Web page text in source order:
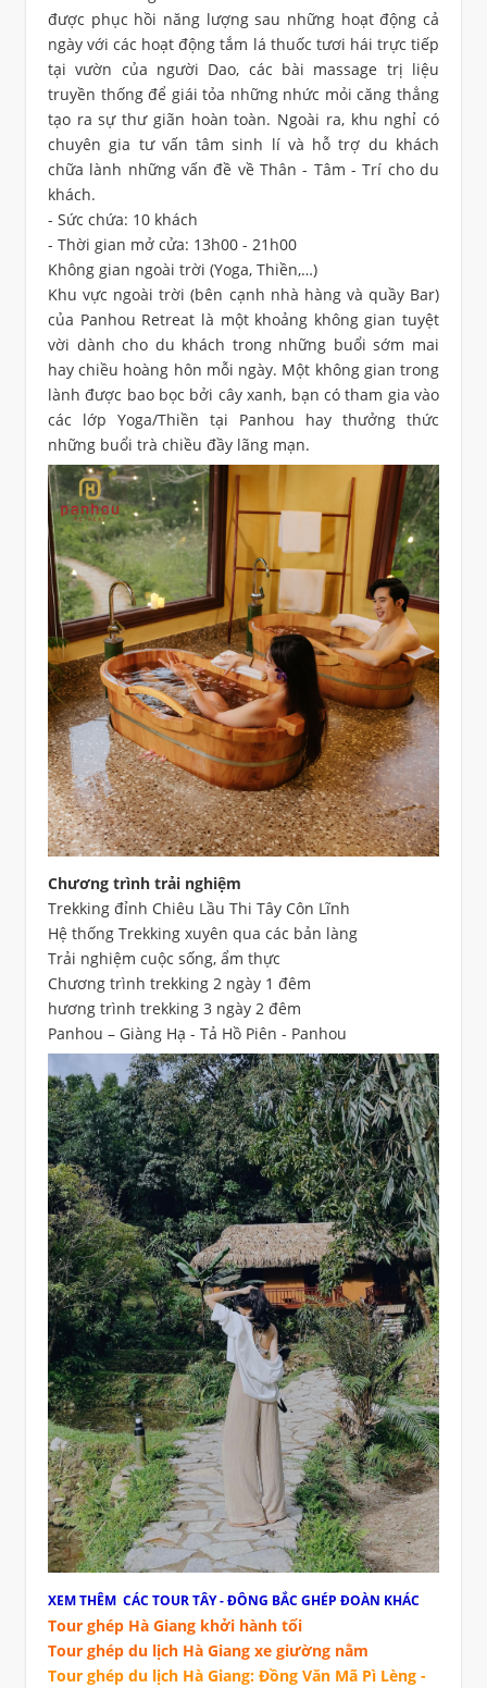
được phục hồi năng lượng sau những hoạt động cả
ngày với các hoạt động tắm lá thuốc tươi hái trực tiếp
tại vườn của người Dao, các bài massage trị liệu
truyền thống để giái tỏa những nhức mỏi căng thẳng
tạo ra sự thư giãn hoàn toàn. Ngoài ra, khu nghỉ có
chuyên gia tư vấn tâm sinh lí và hỗ trợ du khách
chữa lành những vấn đề về Thân - Tâm - Trí cho du
khách.
- Sức chứa: 10 khách
- Thời gian mở cửa: 13h00 - 21h00
Không gian ngoài trời (Yoga, Thiền,…)
Khu vực ngoài trời (bên cạnh nhà hàng và quầy Bar)
của Panhou Retreat là một khoảng không gian tuyệt
vời dành cho du khách trong những buổi sớm mai
hay chiều hoàng hôn mỗi ngày. Một không gian trong
lành được bao bọc bởi cây xanh, bạn có tham gia vào
các lớp Yoga/Thiền tại Panhou hay thưởng thức
những buổi trà chiều đầy lãng mạn.
Chương trình trải nghiệm
Trekking đỉnh Chiêu Lầu Thi Tây Côn Lĩnh
Hệ thống Trekking xuyên qua các bản làng
Trải nghiệm cuộc sống, ẩm thực
Chương trình trekking 2 ngày 1 đêm
hương trình trekking 3 ngày 2 đêm
Panhou – Giàng Hạ - Tả Hồ Piên - Panhou
XEM THÊM CÁC TOUR TÂY - ĐÔNG BẮC GHÉP ĐOÀN KHÁC
Tour ghép Hà Giang khởi hành tối
Tour ghép du lịch Hà Giang xe giường nằm
Tour ghép du lịch Hà Giang: Đồng Văn Mã Pì Lèng -